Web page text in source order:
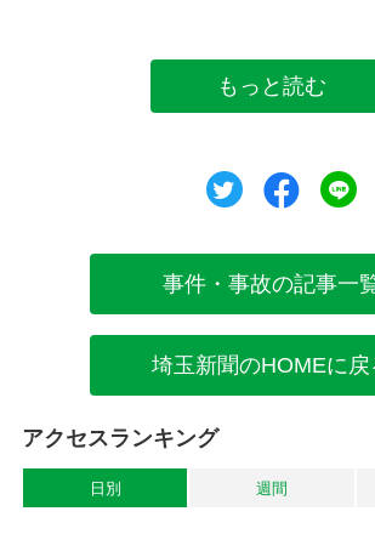
もっと読む
ツイートシェア
事件・事故の記事一
埼玉新聞のHOMEに戻
アクセスランキング
日別 週間